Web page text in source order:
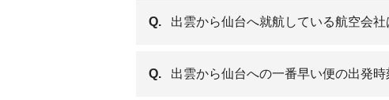
Q. 出雲から仙台へ就航している航空会社
Q. 出雲から仙台への一番早い便の出発時